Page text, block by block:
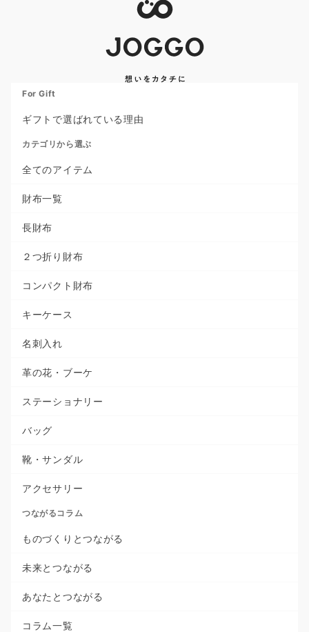
For Gift
ギフトで選ばれている理由
カテゴリから選ぶ
全てのアイテム
財布一覧
長財布
２つ折り財布
コンパクト財布
キーケース
名刺入れ
革の花・ブーケ
ステーショナリー
バッグ
靴・サンダル
アクセサリー
つながるコラム
ものづくりとつながる
未来とつながる
あなたとつながる
コラム一覧